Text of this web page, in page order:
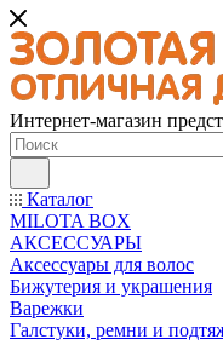
Интернет-магазин
Каталог
MILOTA BOX
АКСЕССУАРЫ
Аксессуары для волос
Бижутерия и украшения
Варежки
Галстуки, ремни и